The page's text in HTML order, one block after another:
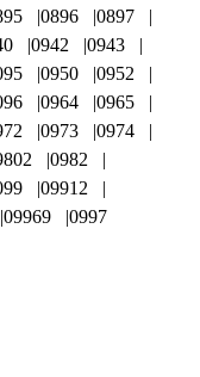
0896
0897
0942
0943
0950
0952
0964
0965
0973
0974
0982
09912
09969 0997